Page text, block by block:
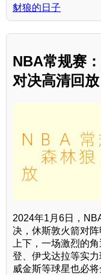
豺狼的日子
NBA常规赛
对决高清回放
2024年1月6日，
决，休斯敦火箭对
上下，一场激烈的
登、伊戈达拉等实力
威金斯等球星也必